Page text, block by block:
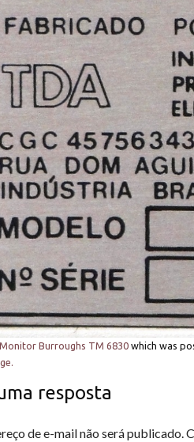
Monitor Burroughs TM 6830which was
resposta
de e-mail não será publicado.